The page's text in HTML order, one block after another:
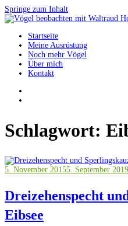
Springe zum Inhalt
Vögel beobachten mit
Startseite
Meine Ausrüstung
Noch mehr Vögel
Über mich
Kontakt
Schlagwort:
5. November 20155. September 2019
Dreizehenspecht
Eibsee